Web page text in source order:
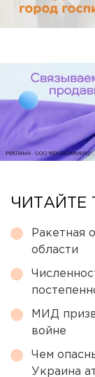
ЧИТАЙТЕ
Ракетная
области
МИД
войне
Чем
Украина